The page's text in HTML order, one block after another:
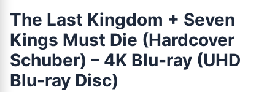
The Last Kingdom + Seven
Kings Must Die (Hardcover
Schuber) – 4K Blu-ray (UHD
Blu-ray Disc)